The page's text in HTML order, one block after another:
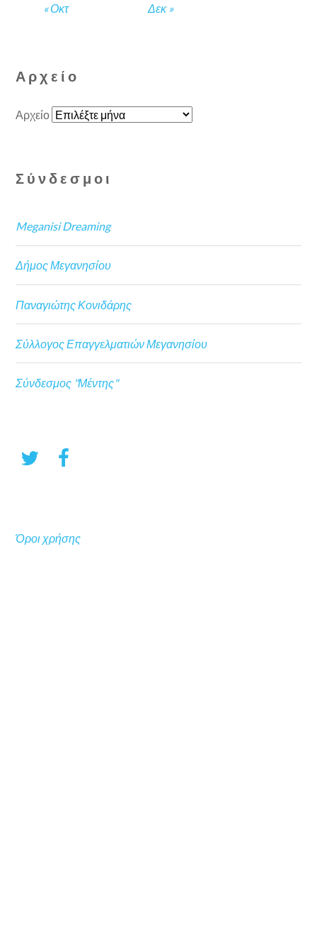
« Οκτ Δεκ »
Αρχείο
Αρχείο
Σύνδεσμοι
Meganisi Dreaming
Δήμος Μεγανησίου
Παναγιώτης Κονιδάρης
Σύλλογος Επαγγελματιών Μεγανησίου
Σύνδεσμος "Μέντης"
Όροι χρήσης